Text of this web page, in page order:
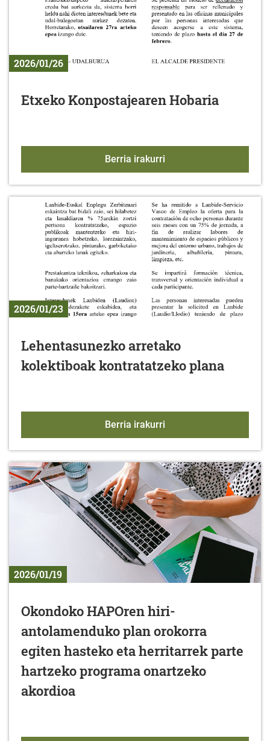
2026/01/26
Etxeko Konpostajearen Hobaria
Berria irakurri
2026/01/23
Lehentasunezko arretako
kolektiboak kontratatzeko plana
Berria irakurri
2026/01/19
Okondoko HAPOren hiri-
antolamenduko plan orokorra
egiten hasteko eta herritarrek parte
hartzeko programa onartzeko
akordioa